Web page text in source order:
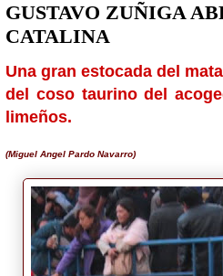
GUSTAVO ZUÑIGA
CATALINA
Una gran estocada del
del coso taurino del
limeños.
(Miguel Angel Pardo Navarro)